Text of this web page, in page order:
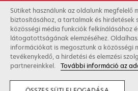
a
new
tab
Sustainability
Lexmark Partners
registration
Find a dealer
List of
Lexmark International, Inc., a
©2026 All rights reserved.
Sütiket használunk az oldalunk megfelelő
biztosításához, a tartalmak és hirdetések
közösségi média funkciók felkínálásához
látogatottságának elemzéséhez.
információkat is megosztunk a közösségi
tevékenykedő, a hirdetési és elemzési
partnereinkkel. További információ az